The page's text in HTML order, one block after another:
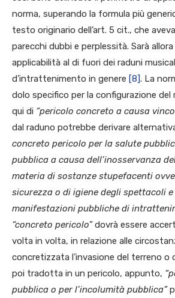
norma, superando la formula più
testo originario dell’art. 5 cit., che
parecchi dubbi e perplessità. Sarà
applicabilità al di fuori dei raduni
d’intrattenimento in genere [8]. La
dolo specifico per la configurazione del
qui di “pericolo concreto a causa
dal raduno potrebbe derivare
concreto pericolo per la salute
pubblica a causa dell’inosservanza
materia di sostanze stupefacenti
sicurezza o di igiene degli spettacoli e
manifestazioni pubbliche di
“concreto pericolo”dovrà essere
volta in volta, in relazione alle
concretizzata l’invasione del terreno o
poi tradotta in un pericolo, appunto,
pubblica o per l’incolumità pubblica”